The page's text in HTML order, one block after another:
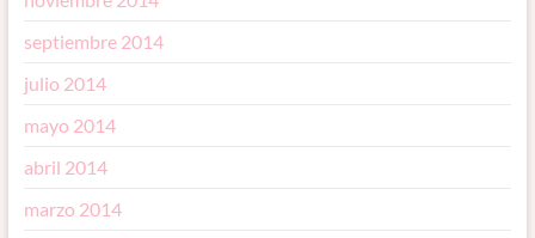
septiembre 2014
julio 2014
mayo 2014
abril 2014
marzo 2014